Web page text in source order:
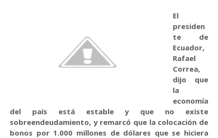
El
presiden
te de
Ecuador,
Rafael
Correa,
dijo que
la
economía
del país está estable y que no existe
sobreendeudamiento, y remarcó que la colocación de
bonos por 1.000 millones de dólares que se hiciera